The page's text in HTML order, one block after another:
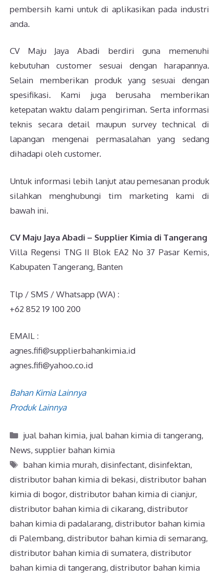
pembersih kami untuk di aplikasikan pada industri
anda.
CV Maju Jaya Abadi berdiri guna memenuhi
kebutuhan customer sesuai dengan harapannya.
Selain memberikan produk yang sesuai dengan
spesifikasi. Kami juga berusaha memberikan
ketepatan waktu dalam pengiriman. Serta informasi
teknis secara detail maupun survey technical di
lapangan mengenai permasalahan yang sedang
dihadapi oleh customer.
Untuk informasi lebih lanjut atau pemesanan produk
silahkan menghubungi tim marketing kami di
bawah ini.
CV Maju Jaya Abadi – Supplier Kimia di Tangerang
Villa Regensi TNG II Blok EA2 No 37 Pasar Kemis,
Kabupaten Tangerang, Banten
Tlp / SMS / Whatsapp (WA) :
+62 852 19 100 200
EMAIL :
agnes.fifi@supplierbahankimia.id
agnes.fifi@yahoo.co.id
Bahan Kimia Lainnya
Produk Lainnya
jual bahan kimia, jual bahan kimia di tangerang,
News, supplier bahan kimia
bahan kimia murah,disinfectant,disinfektan,
distributor bahan kimia di bekasi, distributor bahan
kimia di bogor, distributor bahan kimia di cianjur,
distributor bahan kimia di cikarang, distributor
bahan kimia di padalarang, distributor bahan kimia
di Palembang, distributor bahan kimia di semarang,
distributor bahan kimia di sumatera, distributor
bahan kimia di tangerang, distributor bahan kimia